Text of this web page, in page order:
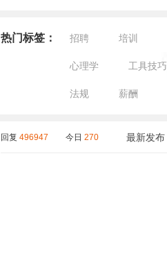
热门标签： 招聘 培训
心理学 工具技巧
法规 薪酬
回复 496947 今日 270 最新发布